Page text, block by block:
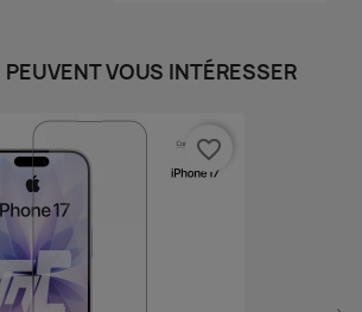
VOUS INTÉRESSER
favorite_border